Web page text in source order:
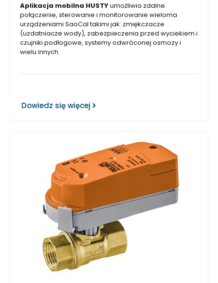
Aplikacja mobilna HUSTYumożliwia zdalne
połączenie, sterowanie i monitorowanie wieloma
urządzeniami SaoCal takimi jak: zmiękczacze
(uzdatniacze wody), zabezpieczenia przed wyciekiem i
czujniki podłogowe, systemy odwróconej osmozy i
wielu innych.
Dowiedz się więcej